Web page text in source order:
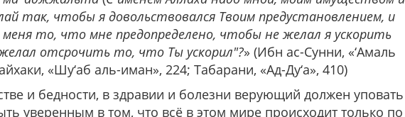
так, чтобы я довольствовался Твоим предустановлением, и
меня то, что мне предопределено, чтобы не желал я ускорить
отсрочить то, что Ты ускорил"?» (Ибн ас-Сунни, «‘Амаль
«Шу‘аб аль-иман», 224; Табарани, «Ад-Ду‘а», 410)
и бедности, в здравии и болезни верующий должен уповать
уверенным в том, что всё в этом мире происходит только по